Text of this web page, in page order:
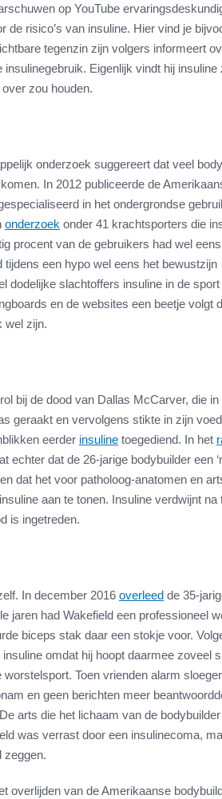
op YouTube
de risico’s van insuline. Hier vind je
tegenzin zijn volgers informeert
insulinegebruik. Eigenlijk vindt hij insuline
zou houden.
onderzoek suggereert dat veel
In 2012 publiceerde de
in het ondergrondse
onderzoek onder 41 krachtsporters die
procent van de gebruikers had wel
een hypo wel eens het bewustzijn
dodelijke slachtoffers insuline in de sport
en de websites een beetje volgt
wel zijn.
bij de dood van Dallas McCarver, die
geraakt en vervolgens stikte in zijn
eerder insuline toegediend. In het
echter dat de 26-jarige bodybuilder een
dat het voor patholoog-anatomen en
aan te tonen. Insuline verdwijnt na
is ingetreden.
In december 2016 overleed de 35-
jaren had Wakefield een professioneel
biceps stak daar een stokje voor.
omdat hij hoopt daarmee zoveel
Toen vrienden alarm
en geen berichten meer
arts die het lichaam van de bodybuilder
was verrast door een insulinecoma,
zeggen.
overlijden van de Amerikaanse